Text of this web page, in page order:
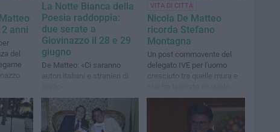
anni
del
La Notte Bianca della
Poesia raddoppia:
due serate a
Giovinazzo il 28 e 29
giugno
De Matteo: «Ci saranno
autori italiani e stranieri di
VITA DI CITTÀ
Nicola De Matteo
ricorda Stefano
Montagna
Un post commovente del
delegato IVE per l'uomo
cresciuto tra quelle mura e
incolmabile